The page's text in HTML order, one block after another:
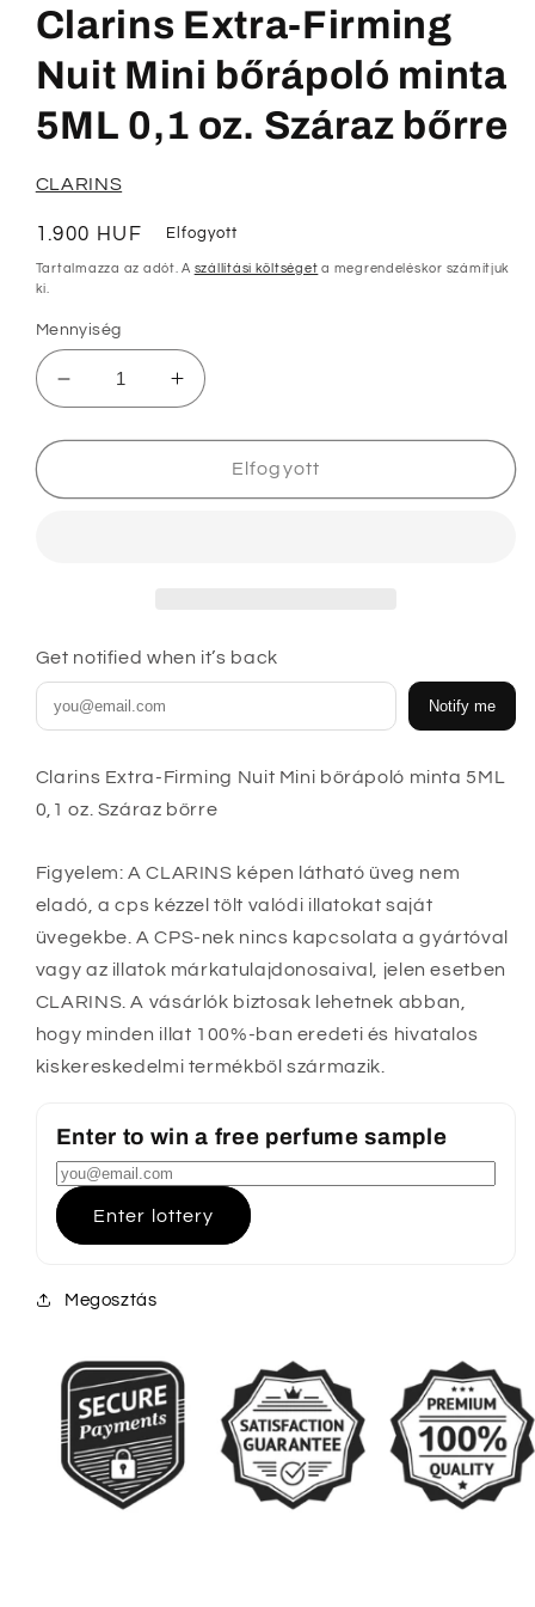
megnyitása
a
modális
párbeszédpanelen
Clarins Extra-Firming
Nuit Mini bőrápoló minta
5ML 0,1 oz. Száraz bőrre
CLARINS
Normál
ár
1.900 HUF Elfogyott
Tartalmazza az adót. A szállítási költséget a megrendeléskor számítjuk
ki.
Mennyiség
Clarins
Extra-
Firming
Mini
Száraz
bőrre
mennyiségének
csökkentése
Clarins
Extra-
Firming
Mini
Száraz
bőrre
növelése
Elfogyott
Get notified when it’s back
Notify me
Clarins Extra-Firming Nuit Mini bőrápoló minta 5ML
0,1 oz. Száraz bőrre
Figyelem: A CLARINS képen látható üveg nem
eladó, a cps kézzel tölt valódi illatokat saját
üvegekbe. A CPS-nek nincs kapcsolata a gyártóval
vagy az illatok márkatulajdonosaival, jelen esetben
CLARINS. A vásárlók biztosak lehetnek abban,
hogy minden illat 100%-ban eredeti és hivatalos
kiskereskedelmi termékből származik.
Enter to win a free perfume sample
Enter lottery
Megosztás